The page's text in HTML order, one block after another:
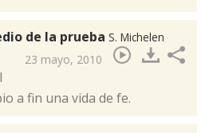
de la prueba S. Michelen
23 mayo, 2010
a fin una vida de fe.